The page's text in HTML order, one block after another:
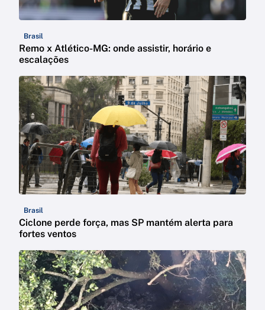
Brasil
Remo x Atlético-MG: onde assistir, horário e
escalações
Brasil
Ciclone perde força, mas SP mantém alerta para
fortes ventos